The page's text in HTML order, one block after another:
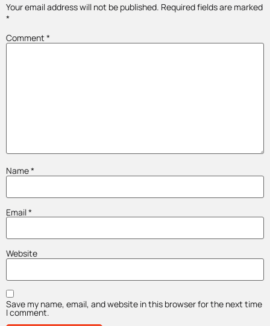
Your email address will not be published. Required fields are marked
*
Comment *
Name*
Email*
Website
Save my name, email, and website in this browser for the next time
I comment.